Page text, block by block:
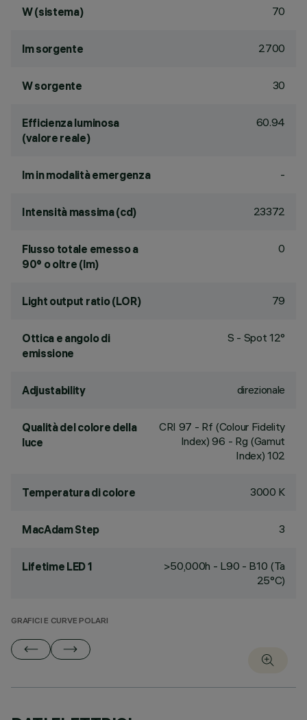
W (sistema) 70
lm sorgente 2700
W sorgente 30
Efficienza luminosa
(valore reale)
60.94
lm in modalità emergenza -
Intensità massima (cd) 23372
Flusso totale emesso a
90° o oltre (lm)
0
Light output ratio (LOR) 79
Ottica e angolo di
emissione
S - Spot 12°
Adjustability direzionale
Qualità del colore della
luce
CRI 97 - Rf (Colour Fidelity
Index) 96 - Rg (Gamut
Index) 102
Temperatura di colore 3000 K
MacAdam Step 3
Lifetime LED 1
>50,000h - L90 - B10 (Ta
25°C)
GRAFICI E CURVE POLARI